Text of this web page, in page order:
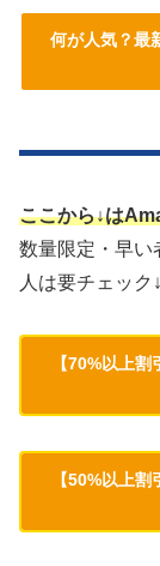
何が人気？最
ここから↓は
数量限定・早い
人は要チェック↓
【70%以上
【50%以上